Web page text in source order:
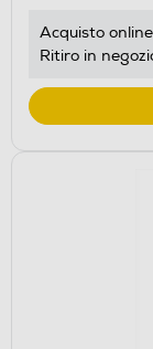
Acquisto
Ritiro in